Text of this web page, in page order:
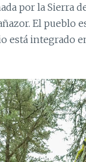
por la Sierra
El pueblo
está integrado